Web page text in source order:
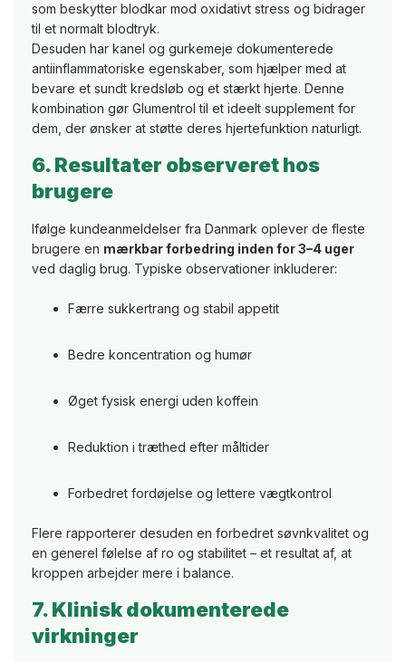
som beskytter blodkar mod oxidativt stress og bidrager
til et normalt blodtryk.
Desuden har kanel og gurkemeje dokumenterede
antiinflammatoriske egenskaber, som hjælper med at
bevare et sundt kredsløb og et stærkt hjerte. Denne
kombination gør Glumentrol til et ideelt supplement for
dem, der ønsker at støtte deres hjertefunktion naturligt.
6. Resultater observeret hos
brugere
Ifølge kundeanmeldelser fra Danmark oplever de fleste
brugere en mærkbar forbedring inden for 3–4 uger
ved daglig brug. Typiske observationer inkluderer:
Færre sukkertrang og stabil appetit
Bedre koncentration og humør
Øget fysisk energi uden koffein
Reduktion i træthed efter måltider
Forbedret fordøjelse og lettere vægtkontrol
Flere rapporterer desuden en forbedret søvnkvalitet og
en generel følelse af ro og stabilitet – et resultat af, at
kroppen arbejder mere i balance.
7. Klinisk dokumenterede
virkninger